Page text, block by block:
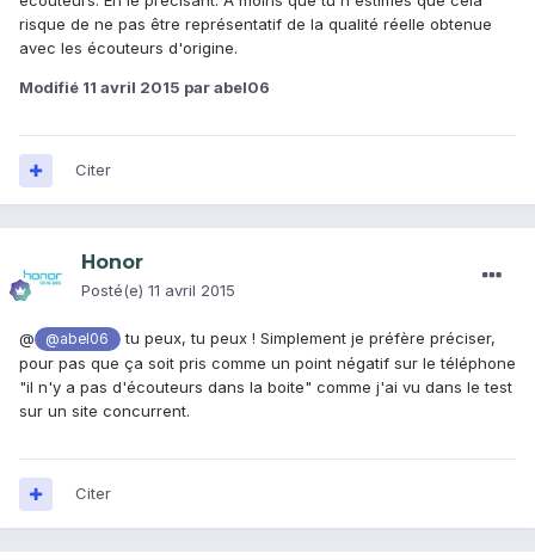
risque de ne pas être représentatif de la qualité réelle obtenue
avec les écouteurs d'origine.
Modifié 11 avril 2015 par abel06
Citer
Honor
Posté(e) 11 avril 2015
@ @abel06
tu peux, tu peux ! Simplement je préfère préciser,
pour pas que ça soit pris comme un point négatif sur le téléphone
"il n'y a pas d'écouteurs dans la boite" comme j'ai vu dans le test
sur un site concurrent.
Citer